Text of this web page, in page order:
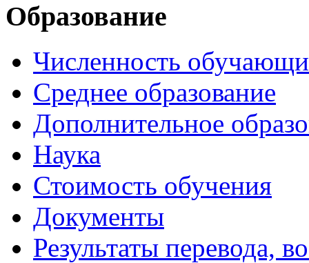
Образование
Численность
Среднее образование
Дополнительное
Наука
Стоимость обучения
Документы
Результаты перевода,